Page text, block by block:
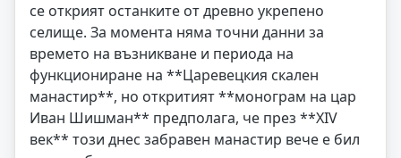
се открият останките от древно укрепено
селище. За момента няма точни данни за
времето на възникване и периода на
функциониране на **Царевецкия скален
манастир**, но откритият **монограм на цар
Иван Шишман** предполага, че през **XIV
век** този днес забравен манастир вече е бил